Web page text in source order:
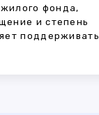
фонда,
и степень
поддерживать